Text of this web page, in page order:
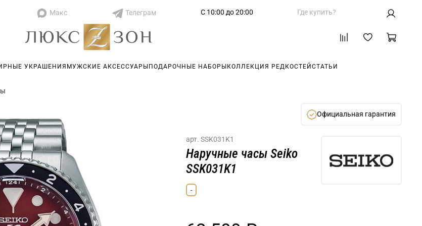
Макс Телеграм С 10:00 до 20:00 Где купить?
УКРАШЕНИЯ МУЖСКИЕ АКСЕССУАРЫ ПОДАРОЧНЫЕ НАБОРЫ КОЛЛЕКЦИЯ РЕДКОСТЕЙ СТАТЬИ
Официальная гарантия
арт. SSK031K1
Наручные часы Seiko
SSK031K1
-